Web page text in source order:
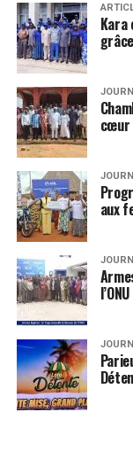
Kara
cœur
aux
l’ONU